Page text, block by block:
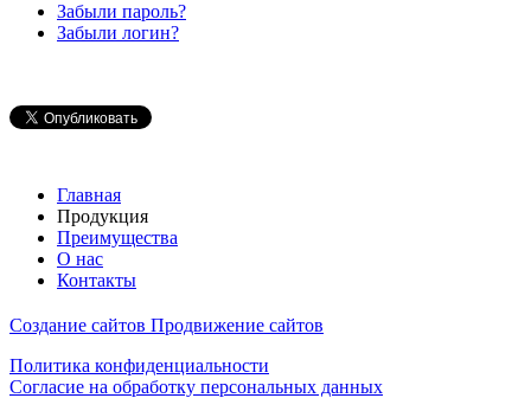
Забыли пароль?
Забыли логин?
Главная
Продукция
Преимущества
О нас
Контакты
Создание сайтов Продвижение сайтов
Политика конфиденциальности
Согласие на обработку персональных данных